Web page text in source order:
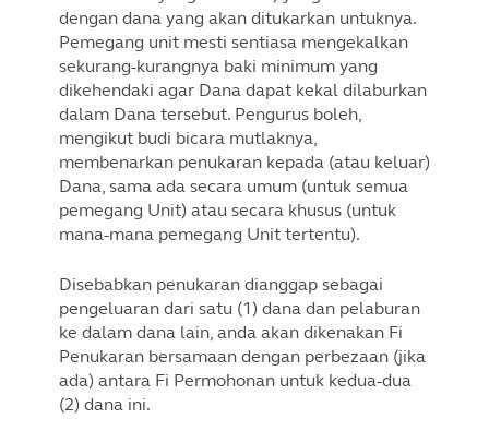
dengan dana yang akan ditukarkan untuknya.
Pemegang unit mesti sentiasa mengekalkan
sekurang-kurangnya baki minimum yang
dikehendaki agar Dana dapat kekal dilaburkan
dalam Dana tersebut. Pengurus boleh,
mengikut budi bicara mutlaknya,
membenarkan penukaran kepada (atau keluar)
Dana, sama ada secara umum (untuk semua
pemegang Unit) atau secara khusus (untuk
mana-mana pemegang Unit tertentu).
Disebabkan penukaran dianggap sebagai
pengeluaran dari satu (1) dana dan pelaburan
ke dalam dana lain, anda akan dikenakan Fi
Penukaran bersamaan dengan perbezaan (jika
ada) antara Fi Permohonan untuk kedua-dua
(2) dana ini.